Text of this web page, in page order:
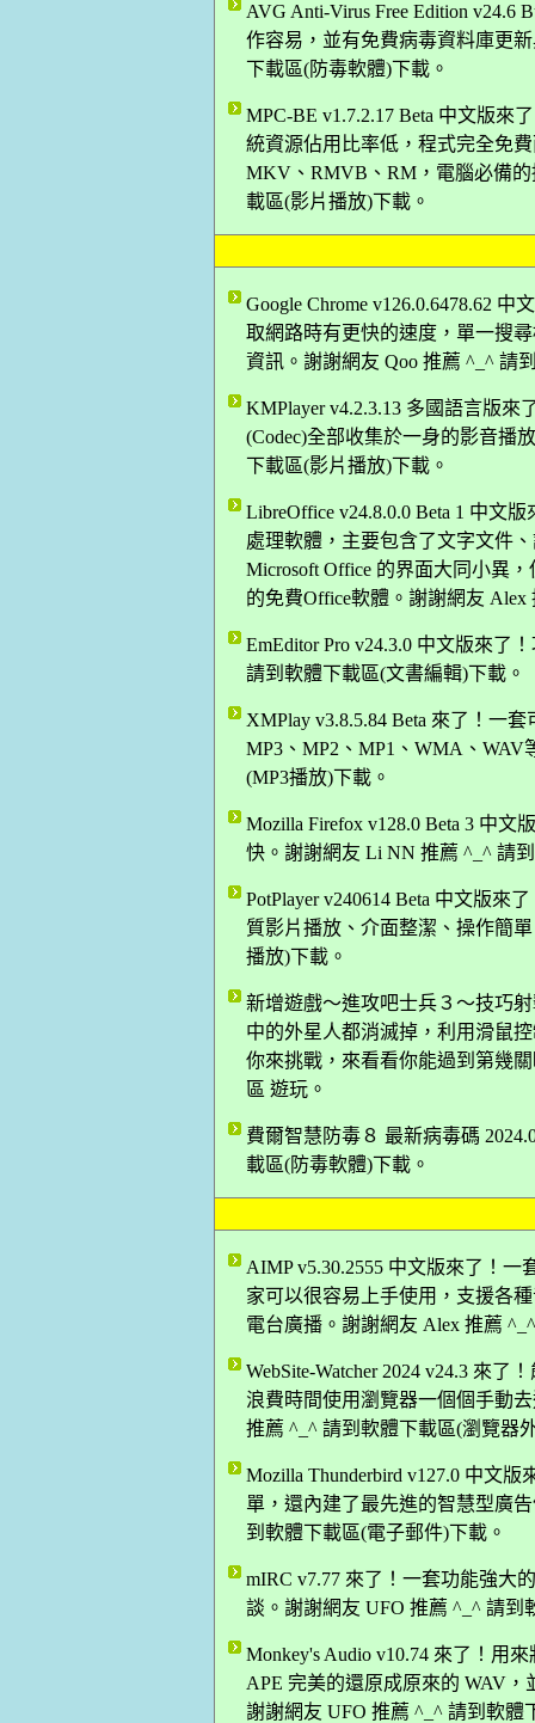
AVG Anti-Virus Free Edition v24.6
作容易，並有免費病毒資料庫更
下載區(防毒軟體)下載。
MPC-BE v1.7.2.17 Beta 中文版來
統資源佔用比率低，程式完全免
MKV、RMVB、RM，電腦必備
載區(影片播放)下載。
Google Chrome v126.0.6478.62
取網路時有更快的速度，單一搜
資訊。謝謝網友 Qoo 推薦 ^_^ 請
KMPlayer v4.2.3.13 多國語言版
(Codec)全部收集於一身的影音播
下載區(影片播放)下載。
LibreOffice v24.8.0.0 Beta 1 中文
處理軟體，主要包含了文字文件
Microsoft Office 的界面大同小異
的免費Office軟體。謝謝網友
EmEditor Pro v24.3.0 中文版來了
請到軟體下載區(文書編輯)下載。
XMPlay v3.8.5.84 Beta 來了！一
MP3、MP2、MP1、WMA、
(MP3播放)下載。
Mozilla Firefox v128.0 Beta 3 中
快。謝謝網友 Li NN 推薦 ^_^ 請
PotPlayer v240614 Beta 中文版來
質影片播放、介面整潔、操作簡
播放)下載。
新增遊戲～進攻吧士兵３～技巧
中的外星人都消滅掉，利用滑鼠
你來挑戰，來看看你能過到第幾
區 遊玩。
費爾智慧防毒８ 最新病毒碼
載區(防毒軟體)下載。
AIMP v5.30.2555 中文版來了！
家可以很容易上手使用，支援各
電台廣播。謝謝網友 Alex 推薦
WebSite-Watcher 2024 v24.3 來
浪費時間使用瀏覽器一個個手動
推薦 ^_^ 請到軟體下載區(瀏覽器
Mozilla Thunderbird v127.0 中文
單，還內建了最先進的智慧型廣
到軟體下載區(電子郵件)下載。
mIRC v7.77 來了！一套功能強大
談。謝謝網友 UFO 推薦 ^_^ 請到
Monkey's Audio v10.74 來了！用
APE 完美的還原成原來的 WAV，
謝謝網友 UFO 推薦 ^_^ 請到軟體